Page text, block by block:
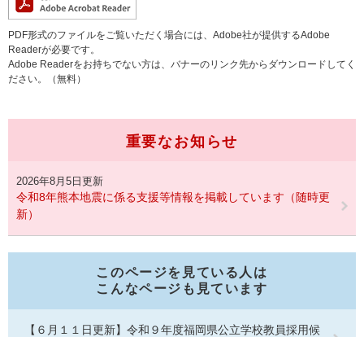
PDF形式のファイルをご覧いただく場合には、Adobe社が提供するAdobe
Readerが必要です。
Adobe Readerをお持ちでない方は、バナーのリンク先からダウンロードしてく
ださい。（無料）
重要なお知らせ
2026年8月5日更新
令和8年熊本地震に係る支援等情報を掲載しています（随時更
新）
このページを見ている人は
こんなページも見ています
【６月１１日更新】令和９年度福岡県公立学校教員採用候